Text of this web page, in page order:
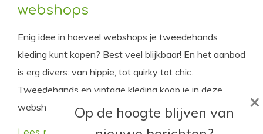
webshops
Enig idee in hoeveel webshops je tweedehands
kleding kunt kopen? Best veel blijkbaar! En het aanbod
is erg divers: van hippie, tot quirky tot chic.
Tweedehands en vintage kleding koop je in deze
webshops.
Op de hoogte blijven van
×